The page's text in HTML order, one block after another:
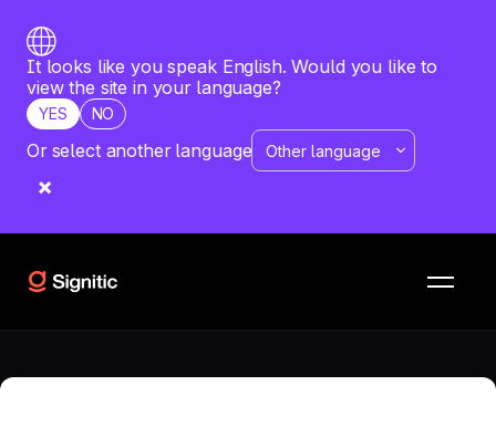
It looks like you speak English. Would you like to
view the site in your language?
YES NO
Or select another language
email professionale?
personalizzare i tuoi invii? Ti sveliamo la struttura per una